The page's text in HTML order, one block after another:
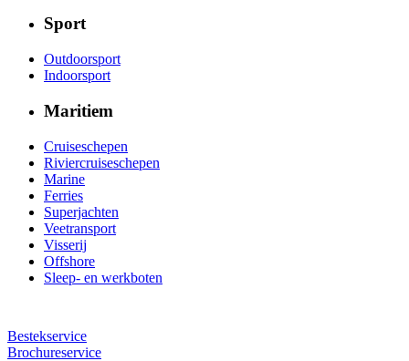
Sport
Outdoorsport
Indoorsport
Maritiem
Cruiseschepen
Riviercruiseschepen
Marine
Ferries
Superjachten
Veetransport
Visserij
Offshore
Sleep- en werkboten
Bestekservice
Brochureservice